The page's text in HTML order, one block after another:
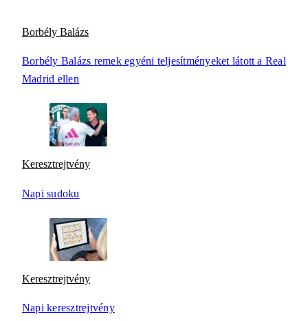
Borbély Balázs
Borbély Balázs remek egyéni teljesítményeket látott a Real
Madrid ellen
Keresztrejtvény
Napi sudoku
Keresztrejtvény
Napi keresztrejtvény